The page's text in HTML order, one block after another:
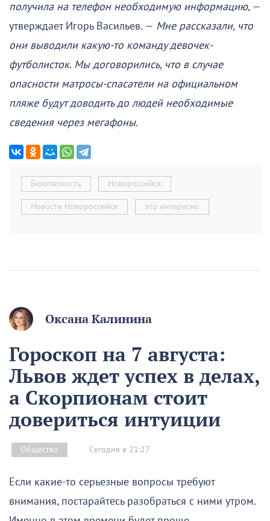
получила на телефон необходимую информацию, —
утверждает Игорь Васильев. — Мне рассказали, что
они выводили какую-то команду девочек-
футболисток. Мы договорились, что в случае
опасности матросы-спасатели на официальном
пляже будут доводить до людей необходимые
сведения через мегафоны.
Безопасность Новороссийск
Новости Новороссийск это интересно
Оксана Калинина
Гороскоп на 7 августа:
Львов ждет успех в делах,
а Скорпионам стоит
довериться интуиции
Общество Сегодня в 21:27
Если какие-то серьезные вопросы требуют
внимания, постарайтесь разобраться с ними утром.